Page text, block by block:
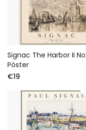
Signac The Harbor II
Póster
€19